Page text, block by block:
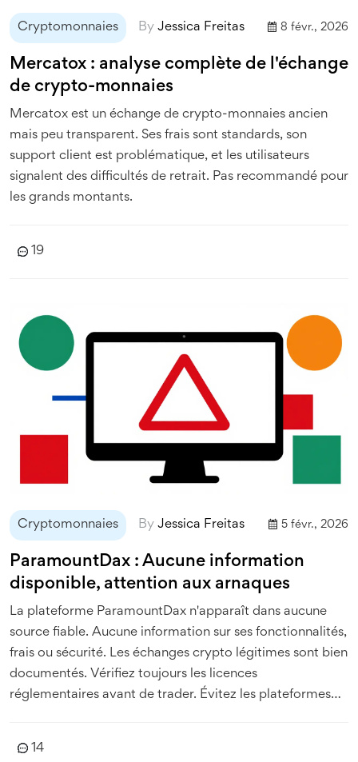
Cryptomonnaies By Jessica Freitas 8 févr., 2026
Mercatox : analyse complète de l'échange
de crypto-monnaies
Mercatox est un échange de crypto-monnaies ancien
mais peu transparent. Ses frais sont standards, son
support client est problématique, et les utilisateurs
signalent des difficultés de retrait. Pas recommandé pour
les grands montants.
19
Cryptomonnaies By Jessica Freitas 5 févr., 2026
ParamountDax : Aucune information
disponible, attention aux arnaques
La plateforme ParamountDax n'apparaît dans aucune
source fiable. Aucune information sur ses fonctionnalités,
frais ou sécurité. Les échanges crypto légitimes sont bien
documentés. Vérifiez toujours les licences
réglementaires avant de trader. Évitez les plateformes
14